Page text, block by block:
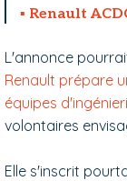
Renault
L'annonce
Renault prépare
équipes
volontaires
Elle s'inscrit